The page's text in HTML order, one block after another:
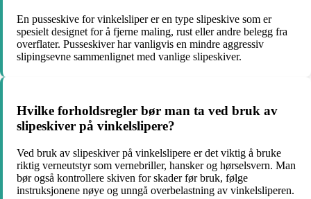
En pusseskive for vinkelsliper er en type slipeskive som er
spesielt designet for å fjerne maling, rust eller andre belegg fra
overflater. Pusseskiver har vanligvis en mindre aggressiv
slipingsevne sammenlignet med vanlige slipeskiver.
Hvilke forholdsregler bør man ta ved bruk av
slipeskiver på vinkelslipere?
Ved bruk av slipeskiver på vinkelslipere er det viktig å bruke
riktig verneutstyr som vernebriller, hansker og hørselsvern. Man
bør også kontrollere skiven for skader før bruk, følge
instruksjonene nøye og unngå overbelastning av vinkelsliperen.